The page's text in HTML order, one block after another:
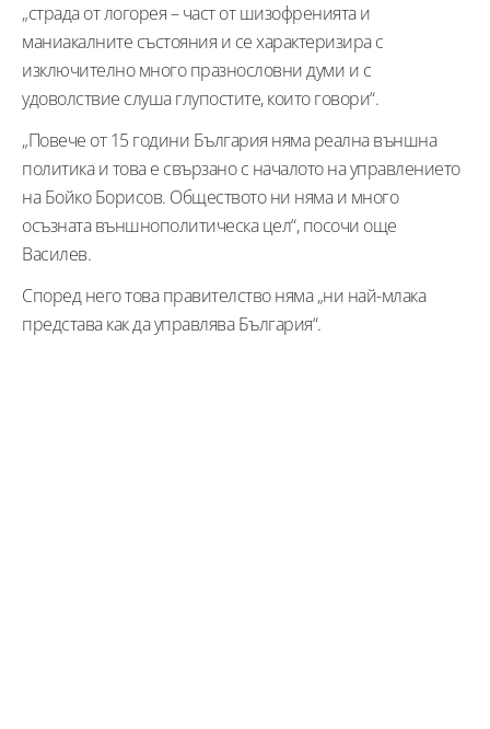
„страда от логорея – част от шизофренията и
маниакалните състояния и се характеризира с
изключително много празнословни думи и с
удоволствие слуша глупостите, които говори“.
„Повече от 15 години България няма реална външна
политика и това е свързано с началото на управлението
на Бойко Борисов. Обществото ни няма и много
осъзната външнополитическа цел“, посочи още
Василев.
Според него това правителство няма „ни най-млака
представа как да управлява България“.